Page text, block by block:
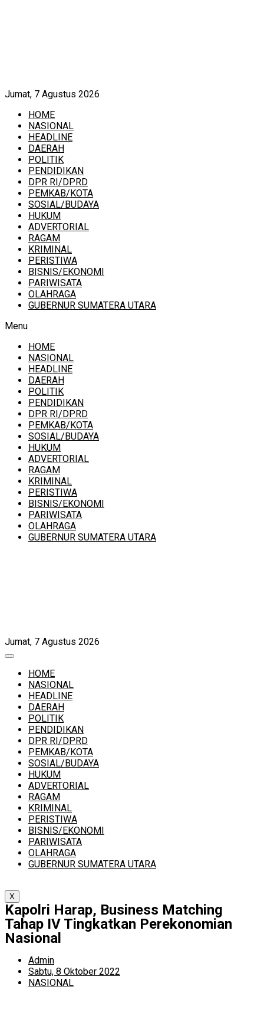
Jumat, 7 Agustus 2026
HOME
NASIONAL
HEADLINE
DAERAH
POLITIK
PENDIDIKAN
DPR RI/DPRD
PEMKAB/KOTA
SOSIAL/BUDAYA
HUKUM
ADVERTORIAL
RAGAM
KRIMINAL
PERISTIWA
BISNIS/EKONOMI
PARIWISATA
OLAHRAGA
GUBERNUR SUMATERA UTARA
Menu
HOME
NASIONAL
HEADLINE
DAERAH
POLITIK
PENDIDIKAN
DPR RI/DPRD
PEMKAB/KOTA
SOSIAL/BUDAYA
HUKUM
ADVERTORIAL
RAGAM
KRIMINAL
PERISTIWA
BISNIS/EKONOMI
PARIWISATA
OLAHRAGA
GUBERNUR SUMATERA UTARA
Jumat, 7 Agustus 2026
HOME
NASIONAL
HEADLINE
DAERAH
POLITIK
PENDIDIKAN
DPR RI/DPRD
PEMKAB/KOTA
SOSIAL/BUDAYA
HUKUM
ADVERTORIAL
RAGAM
KRIMINAL
PERISTIWA
BISNIS/EKONOMI
PARIWISATA
OLAHRAGA
GUBERNUR SUMATERA UTARA
X
Kapolri Harap, Business Matching
Tahap IV Tingkatkan Perekonomian
Nasional
Admin
Sabtu, 8 Oktober 2022
NASIONAL